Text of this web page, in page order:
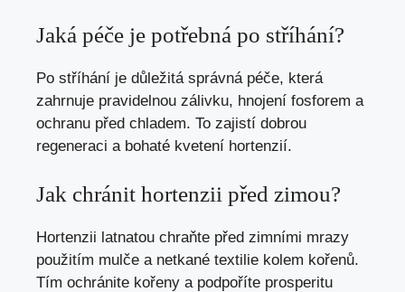
Jaká péče je potřebná po stříhání?
Po stříhání je důležitá správná péče, která
zahrnuje pravidelnou zálivku, hnojení fosforem a
ochranu před chladem. To zajistí dobrou
regeneraci a bohaté kvetení hortenzií.
Jak chránit hortenzii před zimou?
Hortenzii latnatou chraňte před zimními mrazy
použitím mulče a netkané textilie kolem kořenů.
Tím ochránite kořeny a podpoříte prosperitu